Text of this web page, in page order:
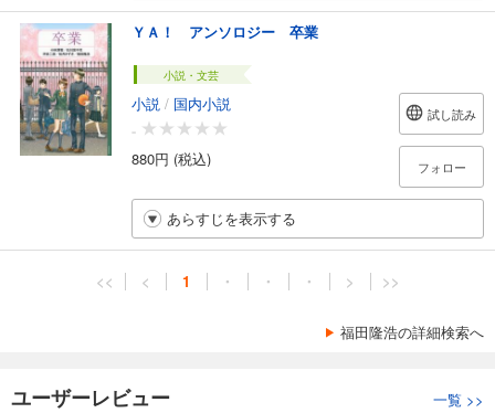
ＹＡ！ アンソロジー 卒業
小説・文芸
小説 / 国内小説
-
880円 (税込)
試し読み
フォロー
あらすじを表示する
<< < 1 ・ ・ ・ > >>
福田隆浩の詳細検索へ
ユーザーレビュー 一覧 >>